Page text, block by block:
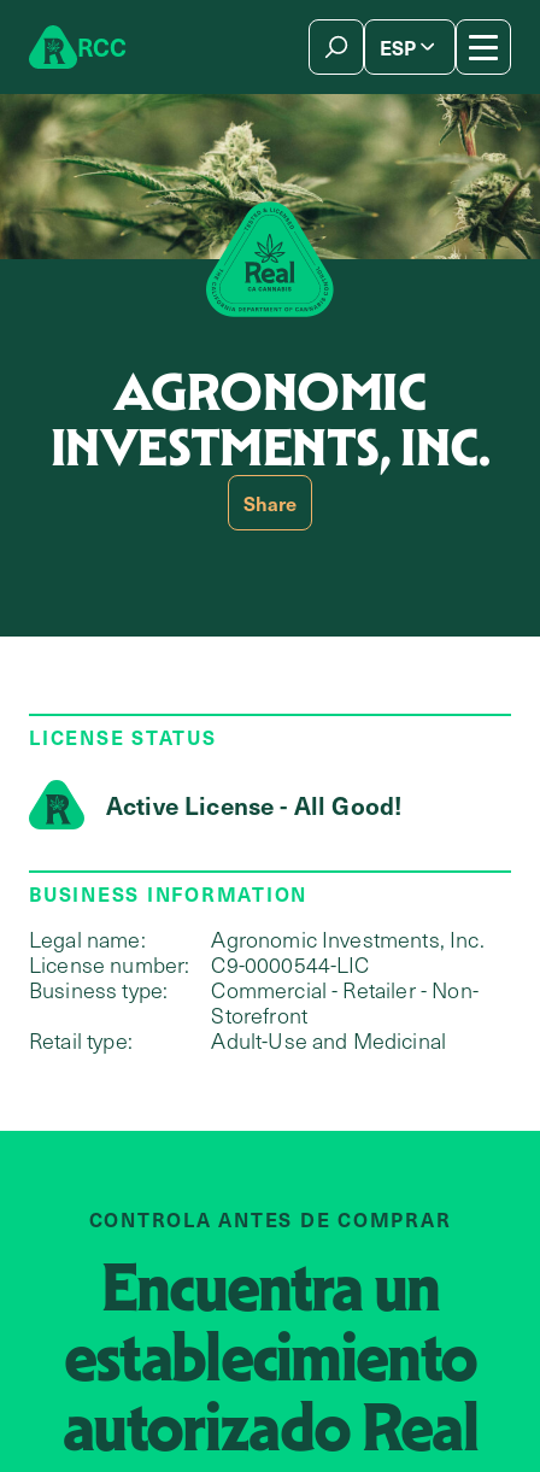
RCC ESP
AGRONOMIC
INVESTMENTS, INC.
Share
LICENSE STATUS
Active License - All Good!
BUSINESS INFORMATION
Legal name:
Agronomic Investments, Inc.
License number:
C9-0000544-LIC
Business type:
Commercial - Retailer - Non-
Storefront
Retail type:
Adult-Use and Medicinal
CONTROLA ANTES DE COMPRAR
Encuentra un
establecimiento
autorizadoReal